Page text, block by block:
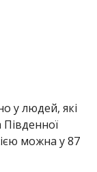
у людей, які
Південної
можна у 87